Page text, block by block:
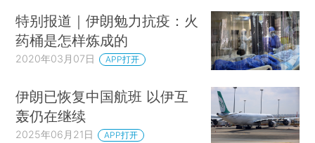
特别报道｜伊朗勉力抗疫：火
药桶是怎样炼成的
2020年03月07日 APP打开
伊朗已恢复中国航班 以伊互
轰仍在继续
2025年06月21日 APP打开